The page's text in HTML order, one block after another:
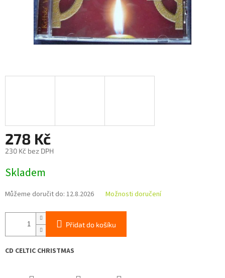
278 Kč
230 Kč bez DPH
cena:
Skladem
Můžeme doručit do: 12.8.2026 Možnosti doručení
Přidat do košíku
CD CELTIC CHRISTMAS